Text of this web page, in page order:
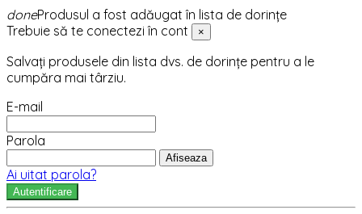
doneProdusul a fost adăugat în lista de dorințe
Trebuie să te conectezi în cont
×
Salvați produsele din lista dvs. de dorințe pentru a le
cumpăra mai târziu.
E-mail
Parola
Afiseaza
Ai uitat parola?
Autentificare